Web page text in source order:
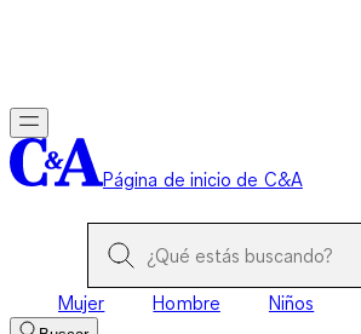
Página de inicio de C&A
Mujer Hombre Niños